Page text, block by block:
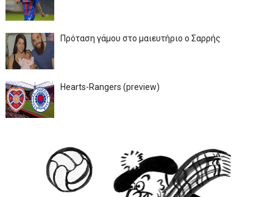
Πρόταση γάμου στο μαιευτήριο ο Σαρρής
Hearts-Rangers (preview)